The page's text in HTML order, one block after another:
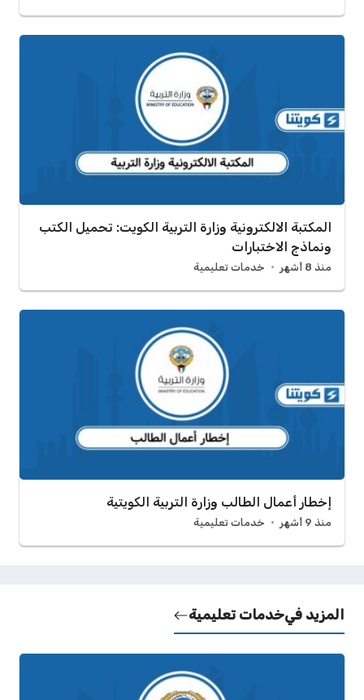
المكتبة الالكترونية وزارة التربية الكويت: تحميل الكتب
ونماذج الاختبارات
منذ 8 أشهر خدمات تعليمية
إخطار أعمال الطالب وزارة التربية الكويتية
منذ 9 أشهر خدمات تعليمية
المزيد فيخدمات تعليمية